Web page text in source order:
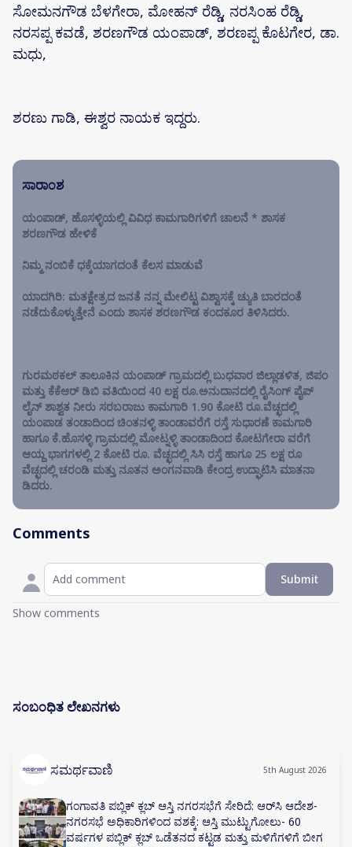
ಸೋಮನಗೌಡ ಬೆಳಗೇರಾ, ಮೋಹನ್ ರೆಡ್ಡಿ, ನರಸಿಂಹ ರೆಡ್ಡಿ,
ನರಸಪ್ಪ ಕವಡೆ, ಶರಣಗೌಡ ಯಂಪಾಡ್, ಶರಣಪ್ಪ ಕೊಟಗೇರ, ಡಾ.
ಮಧು,
ಶರಣು ಗಾಡಿ, ಈಶ್ವರ ನಾಯಕ ಇದ್ದರು.
ಸಾರಾಂಶ
ಯಂಪಾಡ್, ಹೊಸಳ್ಳಿಯಲ್ಲಿ ವಿವಿಧ ಕಾಮಗಾರಿಗಳಿಗೆ ಚಾಲನೆ * ಶಾಸಕ
ಶರಣಗೌಡ ಹೇಳಿಕೆ
ನಿಮ್ಮ ನಂಬಿಕೆ ಧಕ್ಕೆಯಾಗದಂತೆ ಕೆಲಸ ಮಾಡುವೆ
ಯಾದಗಿರಿ: ಮತಕ್ಷೇತ್ರದ ಜನತೆ ನನ್ನ ಮೇಲಿಟ್ಟ ವಿಶ್ವಾಸಕ್ಕೆ ಚ್ಯುತಿ ಬಾರದಂತೆ
ನಡೆದುಕೊಳ್ಳುತ್ತೇನೆ ಎಂದು ಶಾಸಕ ಶರಣಗೌಡ ಕಂದಕೂರ ತಿಳಿಸಿದರು.
ಗುರಮಠಕಲ್ ತಾಲೂಕಿನ ಯಂಪಾಡ್ ಗ್ರಾಮದಲ್ಲಿ ಬುಧವಾರ ಜಿಲ್ಲಾಡಳಿತ, ಜಿಪಂ
ಮತ್ತು ಕೆಕೆಆರ್ ಡಿಬಿ ವತಿಯಿಂದ 40 ಲಕ್ಷ ರೂ.ಅನುದಾನದಲ್ಲಿ ರೈಸಿಂಗ್ ಪೈಪ್
ಲೈನ್ ಶಾಶ್ವತ ನೀರು ಸರಬರಾಜು ಕಾಮಗಾರಿ 1.90 ಕೋಟಿ ರೂ.ವೆಚ್ಛದಲ್ಲಿ
ಯಂಪಾಡ ತಂಡಾದಿಂದ ಚಿಂತನಳ್ಳಿ ತಾಂಡಾವರೆಗೆ ರಸ್ತೆ ಸುಧಾರಣೆ ಕಾಮಗಾರಿ
ಹಾಗೂ ಕೆ.ಹೊಸಳ್ಳಿ ಗ್ರಾಮದಲ್ಲಿ ಮೋಟ್ನಳ್ಳಿ ತಾಂಡಾದಿಂದ ಕೋಟಗೇರಾ ವರೆಗೆ
ಆಯ್ದ ಭಾಗಗಳಲ್ಲಿ 2 ಕೋಟಿ ರೂ. ವೆಚ್ಛದಲ್ಲಿ ಸಿಸಿ ರಸ್ತೆ ಹಾಗೂ 25 ಲಕ್ಷ ರೂ
ವೆಚ್ಛದಲ್ಲಿ ಚರಂಡಿ ಮತ್ತು ನೂತನ ಅಂಗನವಾಡಿ ಕೇಂದ್ರ ಉದ್ಘಾಟಿಸಿ ಮಾತನಾ
ಡಿದರು.
Comments
Submit
Show comments
ಸಂಬಂಧಿತ ಲೇಖನಗಳು
ಸಮರ್ಥವಾಣಿ 5th August 2026
ಗಂಗಾವತಿ ಪಬ್ಲಿಕ್ ಕ್ಲಬ್ ಆಸ್ತಿ ನಗರಸಭೆಗೆ ಸೇರಿದೆ: ಆರ್‌ಸಿ ಆದೇಶ-
ನಗರಸಭೆ ಅಧಿಕಾರಿಗಳಿಂದ ವಶಕ್ಕೆ: ಆಸ್ತಿ ಮುಟ್ಟುಗೋಲು- 60
ವರ್ಷಗಳ ಪಬ್ಲಿಕ್ ಕ್ಲಬ್ ಒಡೆತನದ ಕಟ್ಟಡ ಮತ್ತು ಮಳಿಗೆಗಳಿಗೆ ಬೀಗ